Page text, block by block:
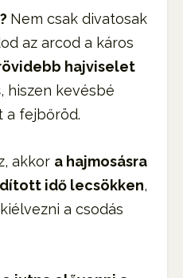
Nem csak divatosak
az arcod a káros
hajviselet
, hiszen kevésbé
a fejbőröd.
akkor a hajmosásra
idő lecsökken,
a csodás